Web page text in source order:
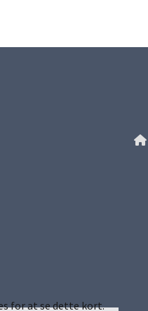

for at se dette kort.